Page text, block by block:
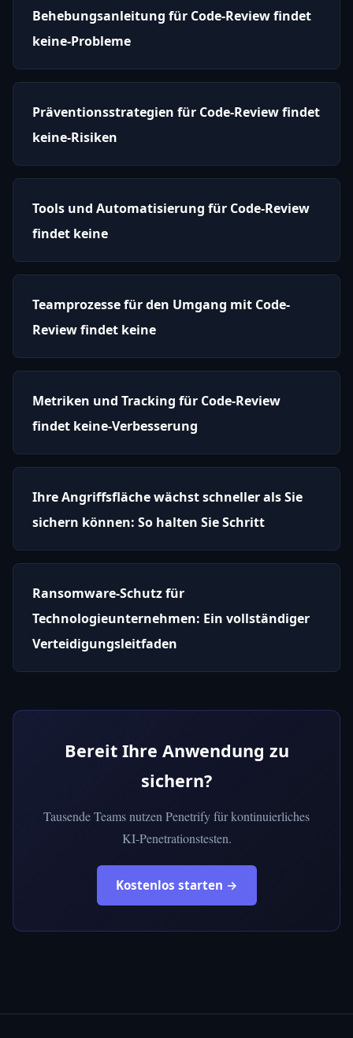
Behebungsanleitung für Code-Review findet
keine-Probleme
Präventionsstrategien für Code-Review findet
keine-Risiken
Tools und Automatisierung für Code-Review
findet keine
Teamprozesse für den Umgang mit Code-
Review findet keine
Metriken und Tracking für Code-Review
findet keine-Verbesserung
Ihre Angriffsfläche wächst schneller als Sie
sichern können: So halten Sie Schritt
Ransomware-Schutz für
Technologieunternehmen: Ein vollständiger
Verteidigungsleitfaden
Bereit Ihre Anwendung zu
sichern?
Tausende Teams nutzen Penetrify für kontinuierliches
KI-Penetrationstesten.
Kostenlos starten →